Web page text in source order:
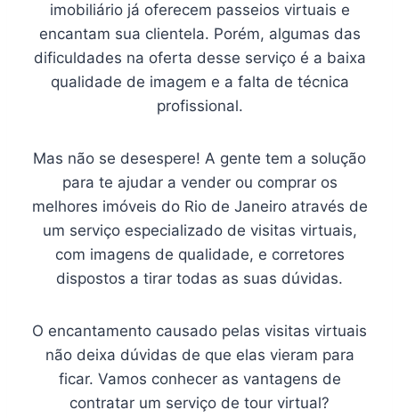
imobiliário já oferecem passeios virtuais e
encantam sua clientela. Porém, algumas das
dificuldades na oferta desse serviço é a baixa
qualidade de imagem e a falta de técnica
profissional.
Mas não se desespere! A gente tem a solução
para te ajudar a vender ou comprar os
melhores imóveis do Rio de Janeiro através de
um serviço especializado de visitas virtuais,
com imagens de qualidade, e corretores
dispostos a tirar todas as suas dúvidas.
O encantamento causado pelas visitas virtuais
não deixa dúvidas de que elas vieram para
ficar. Vamos conhecer as vantagens de
contratar um serviço de tour virtual?